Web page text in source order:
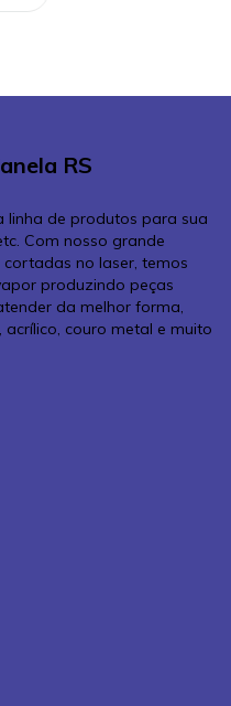
RS
linha de produtos para sua
Com nosso grande
no laser, temos
produzindo peças
da melhor forma,
couro metal e muito